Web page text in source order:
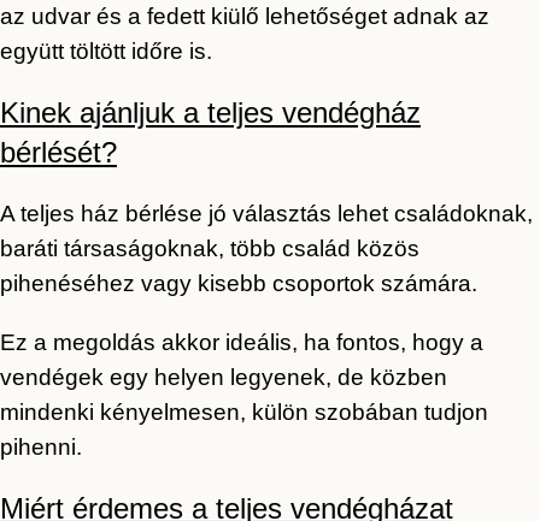
az udvar és a fedett kiülő lehetőséget adnak az
együtt töltött időre is.
Kinek ajánljuk a teljes vendégház
bérlését?
A teljes ház bérlése jó választás lehet családoknak,
baráti társaságoknak, több család közös
pihenéséhez vagy kisebb csoportok számára.
Ez a megoldás akkor ideális, ha fontos, hogy a
vendégek egy helyen legyenek, de közben
mindenki kényelmesen, külön szobában tudjon
pihenni.
Miért érdemes a teljes vendégházat